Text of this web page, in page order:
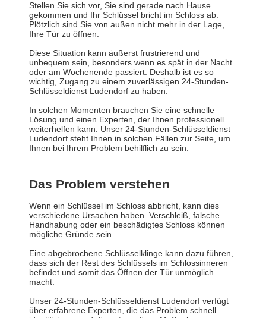
Stellen Sie sich vor, Sie sind gerade nach Hause
gekommen und Ihr Schlüssel bricht im Schloss ab.
Plötzlich sind Sie von außen nicht mehr in der Lage,
Ihre Tür zu öffnen.
Diese Situation kann äußerst frustrierend und
unbequem sein, besonders wenn es spät in der Nacht
oder am Wochenende passiert. Deshalb ist es so
wichtig, Zugang zu einem zuverlässigen 24-Stunden-
Schlüsseldienst Ludendorf zu haben.
In solchen Momenten brauchen Sie eine schnelle
Lösung und einen Experten, der Ihnen professionell
weiterhelfen kann. Unser 24-Stunden-Schlüsseldienst
Ludendorf steht Ihnen in solchen Fällen zur Seite, um
Ihnen bei Ihrem Problem behilflich zu sein.
Das Problem verstehen
Wenn ein Schlüssel im Schloss abbricht, kann dies
verschiedene Ursachen haben. Verschleiß, falsche
Handhabung oder ein beschädigtes Schloss können
mögliche Gründe sein.
Eine abgebrochene Schlüsselklinge kann dazu führen,
dass sich der Rest des Schlüssels im Schlossinneren
befindet und somit das Öffnen der Tür unmöglich
macht.
Unser 24-Stunden-Schlüsseldienst Ludendorf verfügt
über erfahrene Experten, die das Problem schnell